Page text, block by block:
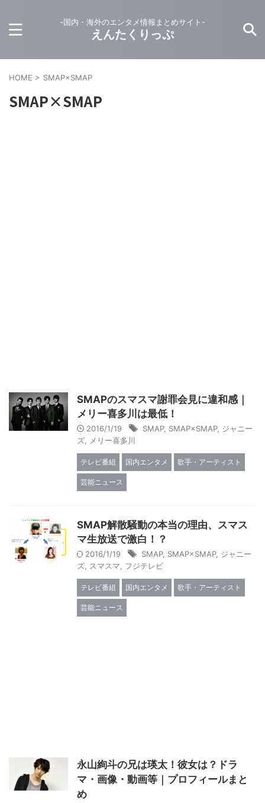
-国内・海外のエンタメ情報まとめサイト-
えんたくりっぷ
HOME > SMAP×SMAP
SMAP×SMAP
SMAPのスマスマ謝罪会見に違和感｜
メリー喜多川は最低！
2016/1/19 SMAP, SMAP×SMAP, ジャニー
ズ
メリー喜多川
テレビ番組 国内エンタメ 歌手・アーティスト
芸能ニュース
SMAP解散騒動の本当の理由、スマス
マ生放送で激白！？
2016/1/19 SMAP, SMAP×SMAP, ジャニー
ズ
スマスマ フジテレビ
テレビ番組 国内エンタメ 歌手・アーティスト
芸能ニュース
永山絢斗の兄は瑛太！彼女は？ドラ
マ・画像・動画等｜プロフィールまと
め